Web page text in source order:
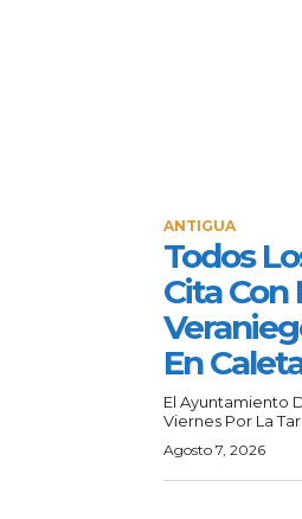
ANTIGUA
Todos
Cita Con
En
El Ayuntamiento
Viernes Por La
Agosto 7, 2026